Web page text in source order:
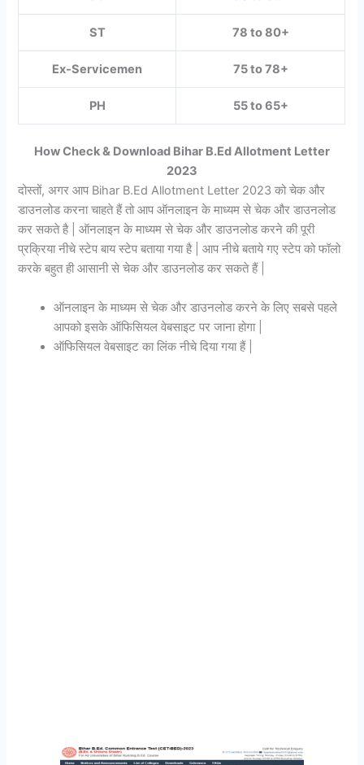
ST 78 to 80+
Ex-Servicemen 75 to 78+
PH 55 to 65+
How Check & Download Bihar B.Ed Allotment Letter
2023
दोस्तों, अगर आप Bihar B.Ed Allotment Letter 2023 को चेक और
डाउनलोड करना चाहते हैं तो आप ऑनलाइन के माध्यम से चेक और डाउनलोड
कर सकते है | ऑनलाइन के माध्यम से चेक और डाउनलोड करने की पूरी
प्रक्रिया नीचे स्टेप बाय स्टेप बताया गया है | आप नीचे बताये गए स्टेप को फॉलो
करके बहुत ही आसानी से चेक और डाउनलोड कर सकते हैं |
ऑनलाइन के माध्यम से चेक और डाउनलोड करने के लिए सबसे पहले
आपको इसके ऑफिसियल वेबसाइट पर जाना होगा |
ऑफिसियल वेबसाइट का लिंक नीचे दिया गया हैं |